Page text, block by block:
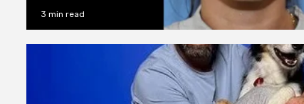
3 min read